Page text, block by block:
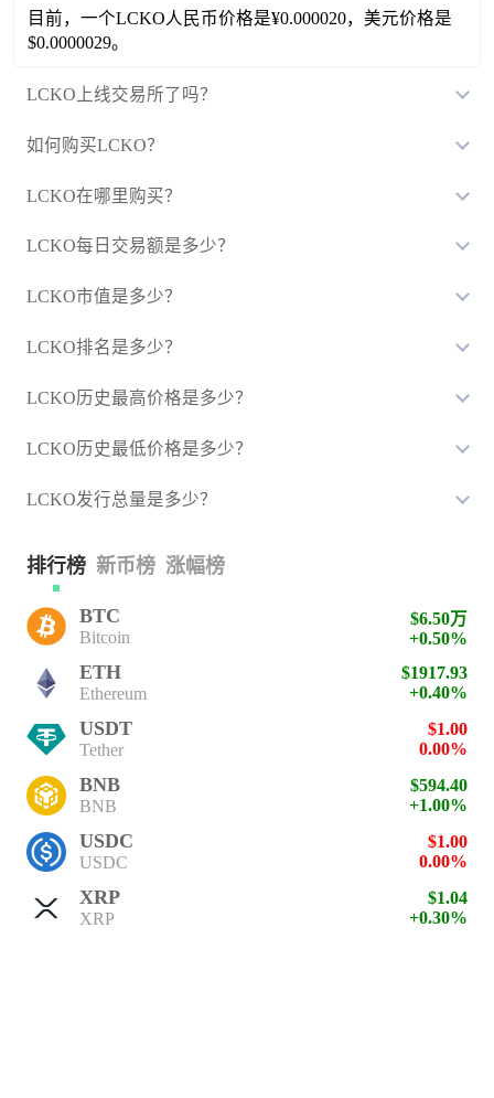
目前，一个LCKO人民币价格是¥0.000020，美元价格是
$0.0000029。
LCKO上线交易所了吗？
如何购买LCKO？
LCKO在哪里购买？
LCKO每日交易额是多少？
LCKO市值是多少？
LCKO排名是多少？
LCKO历史最高价格是多少？
LCKO历史最低价格是多少？
LCKO发行总量是多少？
排行榜 新币榜 涨幅榜
BTC
Bitcoin
$6.50万
+0.50%
ETH
Ethereum
$1917.93
+0.40%
USDT
Tether
$1.00
0.00%
BNB
BNB
$594.40
+1.00%
USDC
USDC
$1.00
0.00%
XRP
XRP
$1.04
+0.30%